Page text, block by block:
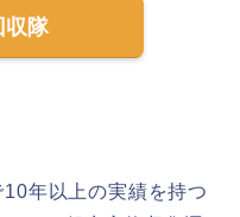
収隊
年以上の実績を持つ